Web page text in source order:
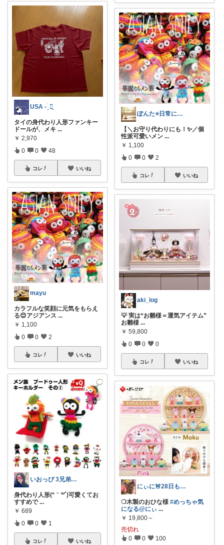
ÜSA - ̗̀ ꪔ̤
タイの身代わり人形ファンキー
ドールが、メキ ...
￥ 2,970
0 0 48
コレ いいね
mayu
カラフルな笑顔に元気をもらえ
る😊アジアンス ...
￥ 1,100
0 0 2
コレ いいね
いおっぴ 3兄弟まま 購入感謝🙇‍♀️
身代わり人形(*｀꒳´)可愛くてお
すすめで ...
￥ 689
0 0 1
コレ いいね
ぽんた⭐️日常にちょこっと彩りを
【＼お守り代わりにも！✨／個
性派可愛いメン ...
￥ 1,100
0 0 2
コレ いいね
aki_log
💡 実は“お雛様＝運気アイテム”
お雛様 ...
￥ 59,800
0 0 0
コレ いいね
にぃに🚨28日も感謝➠お礼プロフで🐾
❍木製のおひな様 #めっちゃ気
になる@にぃ ...
￥ 19,800～
売切れ
0 0 100